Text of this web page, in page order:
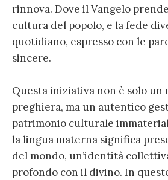
rinnova. Dove il Vangelo
cultura del popolo, e la fede
quotidiano, espresso con le
sincere.
Questa iniziativa non è solo un
preghiera, ma un autentico
patrimonio culturale
la lingua materna significa
del mondo, un’identità
profondo con il divino. In